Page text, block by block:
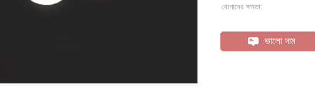
যোগানের ক্ষমতা:
ভালো দাম